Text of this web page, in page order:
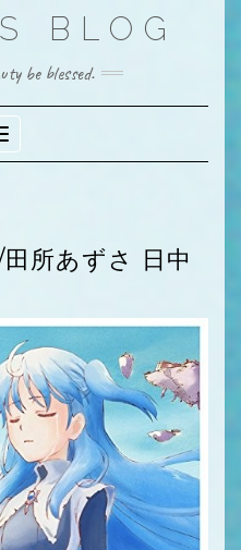
BLOG
be blessed.
Navigation
所あずさ 日中